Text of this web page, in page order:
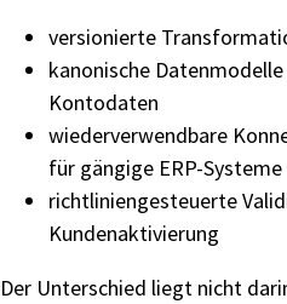
versionierte
kanonische
Kontodaten
wiederverwendbare
für gängige ERP-Systeme
richtliniengesteuerte
Kundenaktivierung
Der Unterschied liegt nicht